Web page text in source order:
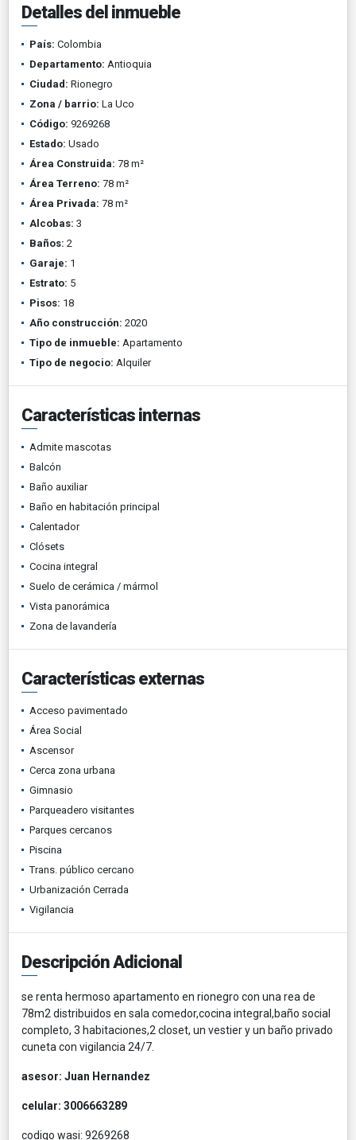
Detalles del inmueble
País: Colombia
Departamento: Antioquia
Ciudad: Rionegro
Zona / barrio: La Uco
Código: 9269268
Estado: Usado
Área Construida: 78 m²
Área Terreno: 78 m²
Área Privada: 78 m²
Alcobas: 3
Baños: 2
Garaje: 1
Estrato: 5
Pisos: 18
Año construcción: 2020
Tipo de inmueble: Apartamento
Tipo de negocio: Alquiler
Características internas
Admite mascotas
Balcón
Baño auxiliar
Baño en habitación principal
Calentador
Clósets
Cocina integral
Suelo de cerámica / mármol
Vista panorámica
Zona de lavandería
Características externas
Acceso pavimentado
Área Social
Ascensor
Cerca zona urbana
Gimnasio
Parqueadero visitantes
Parques cercanos
Piscina
Trans. público cercano
Urbanización Cerrada
Vigilancia
Descripción Adicional
se renta hermoso apartamento en rionegro con una rea de
78m2 distribuidos en sala comedor,cocina integral,baño social
completo, 3 habitaciones,2 closet, un vestier y un baño privado
cuneta con vigilancia 24/7.
asesor: Juan Hernandez
celular: 3006663289
codigo wasi: 9269268